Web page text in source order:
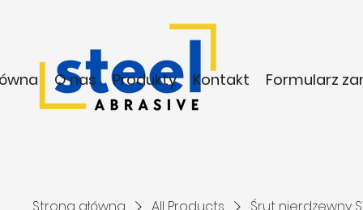
O nas Produkty Kontakt Formularz